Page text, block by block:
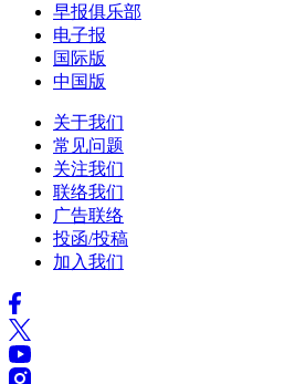
早报俱乐部
电子报
国际版
中国版
关于我们
常见问题
关注我们
联络我们
广告联络
投函/投稿
加入我们